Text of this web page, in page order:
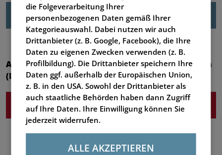
Download Schulungsübersicht (DE, PDF)
Aktuell bieten wir Ihnen eine Schulung in Deutsch
(DE) und Englisch (EN) an:
V-MIX Drive Maximus Plus/Giant (vor Ort)
die Folgeverarbeitung Ihrer
personenbezogenen Daten gemäß Ihrer
Kategorieauswahl. Dabei nutzen wir auch
Drittanbieter (z. B. Google, Facebook), die Ihre
Daten zu eigenen Zwecken verwenden (z. B.
Profilbildung). Die Drittanbieter speichern Ihre
Daten ggf. außerhalb der Europäischen Union,
z. B. in den USA. Sowohl der Drittanbieter als
auch staatliche Behörden haben dann Zugriff
auf Ihre Daten. Ihre Einwilligung können Sie
jederzeit widerrufen.
ALLE AKZEPTIEREN